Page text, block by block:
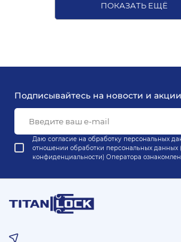
ПОКАЗАТЬ ЕЩЁ
Подписывайтесь на новости и акции
Даю согласие на обработку персональных
отношении обработки персональных данных
конфиденциальности) Оператора